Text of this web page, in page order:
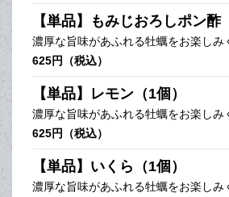
【単品】もみじおろしポン酢
濃厚な旨味があふれる牡蠣をお楽しみ
625円（税込）
【単品】レモン（1個）
濃厚な旨味があふれる牡蠣をお楽しみ
625円（税込）
【単品】いくら（1個）
濃厚な旨味があふれる牡蠣をお楽しみ